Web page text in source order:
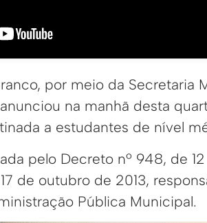
por meio da Secretaria
na manhã desta
a estudantes de nível
pelo Decreto nº 948, de
de outubro de 2013,
Pública Municipal.